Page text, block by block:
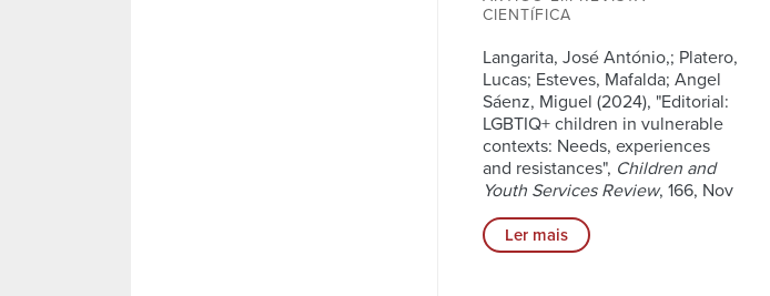
CIENTÍFICA
Langarita, José António,; Platero,
Lucas; Esteves, Mafalda; Angel
Sáenz, Miguel (2024), "Editorial:
LGBTIQ+ children in vulnerable
contexts: Needs, experiences
and resistances", Children and
Youth Services Review, 166, Nov
Ler mais